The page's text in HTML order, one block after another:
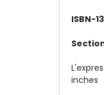
ISBN-
inches